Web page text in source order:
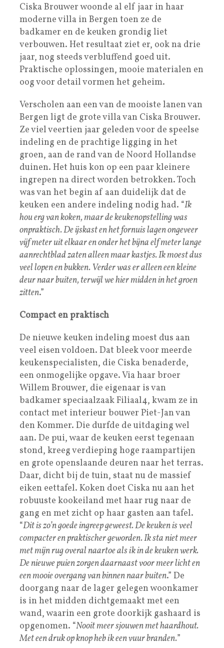
Ciska Brouwer woonde al elf jaar in haar
moderne villa in Bergen toen ze de
badkamer en de keuken grondig liet
verbouwen. Het resultaat ziet er, ook na drie
jaar, nog steeds verbluffend goed uit.
Praktische oplossingen, mooie materialen en
oog voor detail vormen het geheim.
Verscholen aan een van de mooiste lanen van
Bergen ligt de grote villa van Ciska Brouwer.
Ze viel veertien jaar geleden voor de speelse
indeling en de prachtige ligging in het
groen, aan de rand van de Noord Hollandse
duinen. Het huis kon op een paar kleinere
ingrepen na direct worden betrokken. Toch
was van het begin af aan duidelijk dat de
keuken een andere indeling nodig had. “Ik
hou erg van koken, maar de keukenopstelling was
onpraktisch. De ijskast en het fornuis lagen ongeveer
vijf meter uit elkaar en onder het bijna elf meter lange
aanrechtblad zaten alleen maar kastjes. Ik moest dus
veel lopen en bukken. Verder was er alleen een kleine
deur naar buiten, terwijl we hier midden in het groen
zitten.”
Compact en praktisch
De nieuwe keuken indeling moest dus aan
veel eisen voldoen. Dat bleek voor meerde
keukenspecialisten, die Ciska benaderde,
een onmogelijke opgave. Via haar broer
Willem Brouwer, die eigenaar is van
badkamer speciaalzaak Filiaal4, kwam ze in
contact met interieur bouwer Piet-Jan van
den Kommer. Die durfde de uitdaging wel
aan. De pui, waar de keuken eerst tegenaan
stond, kreeg verdieping hoge raampartijen
en grote openslaande deuren naar het terras.
Daar, dicht bij de tuin, staat nu de massief
eiken eettafel. Koken doet Ciska nu aan het
robuuste kookeiland met haar rug naar de
gang en met zicht op haar gasten aan tafel.
“Dit is zo’n goede ingreep geweest. De keuken is veel
compacter en praktischer geworden. Ik sta niet meer
met mijn rug overal naartoe als ik in de keuken werk.
De nieuwe puien zorgen daarnaast voor meer licht en
een mooie overgang van binnen naar buiten.” De
doorgang naar de lager gelegen woonkamer
is in het midden dichtgemaakt met een
wand, waarin een grote doorkijk gashaard is
opgenomen. “Nooit meer sjouwen met haardhout.
Met een druk op knop heb ik een vuur branden.”